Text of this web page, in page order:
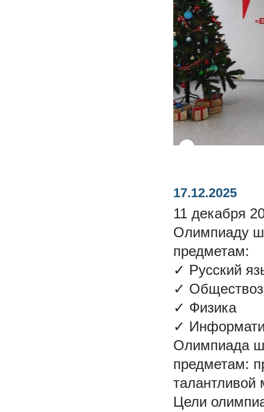
17.12.2025
11 декабря
Олимпиаду
предметам:
✓ Русский
✓
✓ Физика
✓
Олимпиада
предметам:
талантливой
Цели